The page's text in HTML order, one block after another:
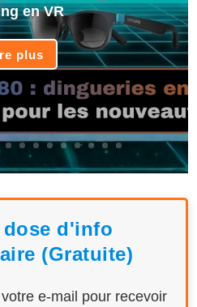
en VR
plus
d'info
(Gratuite)
e-mail pour recevoir